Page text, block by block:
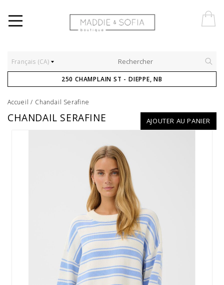
Français (CA)
250 CHAMPLAIN ST - DIEPPE, NB
Accueil / Chandail Serafine
AJOUTER AU PANIER
CHANDAIL SERAFINE